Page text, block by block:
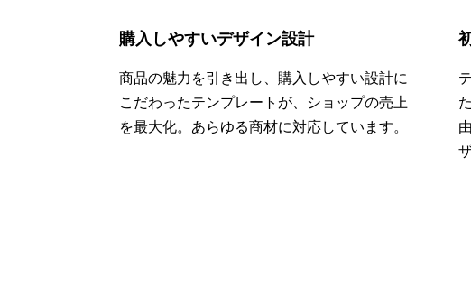
購入しやすいデザイン設計
商品の魅力を引き出し、購入しやすい設計に
こだわったテンプレートが、ショップの売上
を最大化。あらゆる商材に対応しています。